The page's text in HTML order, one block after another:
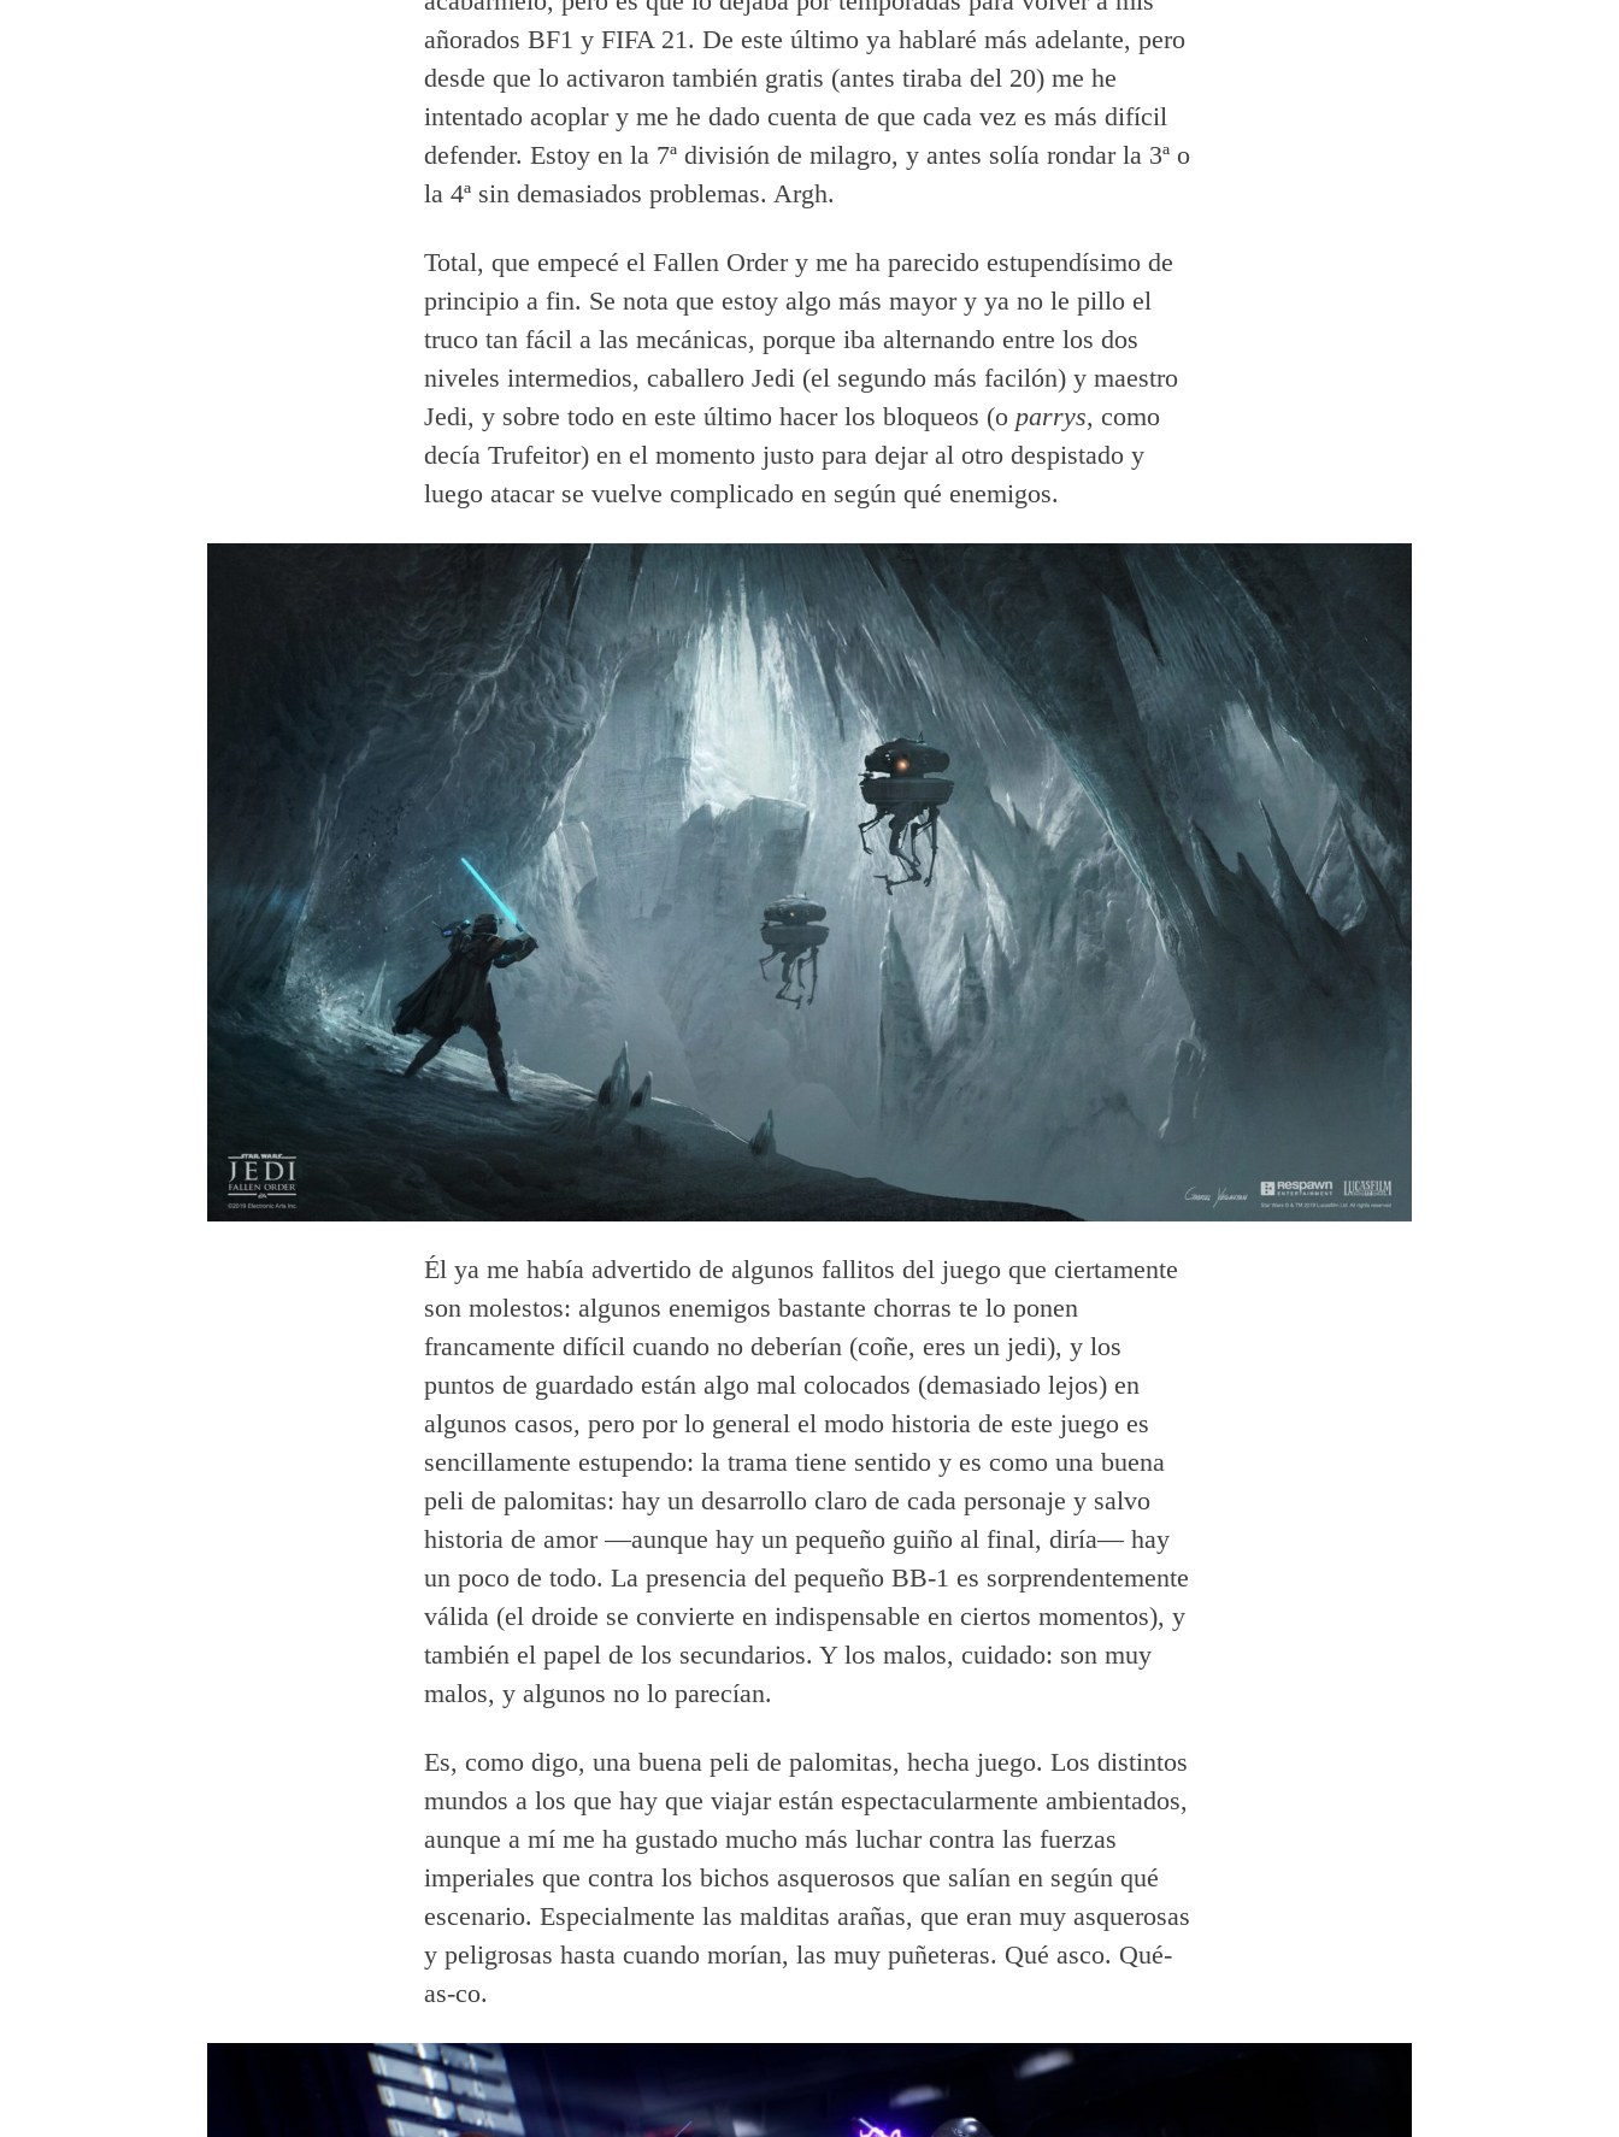
añorados BF1 y FIFA 21. De este último ya hablaré más adelante, pero
desde que lo activaron también gratis (antes tiraba del 20) me he
intentado acoplar y me he dado cuenta de que cada vez es más difícil
defender. Estoy en la 7ª división de milagro, y antes solía rondar la 3ª o
la 4ª sin demasiados problemas. Argh.
Total, que empecé el Fallen Order y me ha parecido estupendísimo de
principio a fin. Se nota que estoy algo más mayor y ya no le pillo el
truco tan fácil a las mecánicas, porque iba alternando entre los dos
niveles intermedios, caballero Jedi (el segundo más facilón) y maestro
Jedi, y sobre todo en este último hacer los bloqueos (o parrys, como
decía Trufeitor) en el momento justo para dejar al otro despistado y
luego atacar se vuelve complicado en según qué enemigos.
Él ya me había advertido de algunos fallitos del juego que ciertamente
son molestos: algunos enemigos bastante chorras te lo ponen
francamente difícil cuando no deberían (coñe, eres un jedi), y los
puntos de guardado están algo mal colocados (demasiado lejos) en
algunos casos, pero por lo general el modo historia de este juego es
sencillamente estupendo: la trama tiene sentido y es como una buena
peli de palomitas: hay un desarrollo claro de cada personaje y salvo
historia de amor —aunque hay un pequeño guiño al final, diría— hay
un poco de todo. La presencia del pequeño BB-1 es sorprendentemente
válida (el droide se convierte en indispensable en ciertos momentos), y
también el papel de los secundarios. Y los malos, cuidado: son muy
malos, y algunos no lo parecían.
Es, como digo, una buena peli de palomitas, hecha juego. Los distintos
mundos a los que hay que viajar están espectacularmente ambientados,
aunque a mí me ha gustado mucho más luchar contra las fuerzas
imperiales que contra los bichos asquerosos que salían en según qué
escenario. Especialmente las malditas arañas, que eran muy asquerosas
y peligrosas hasta cuando morían, las muy puñeteras. Qué asco. Qué-
as-co.